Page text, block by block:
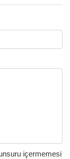
içermemesi